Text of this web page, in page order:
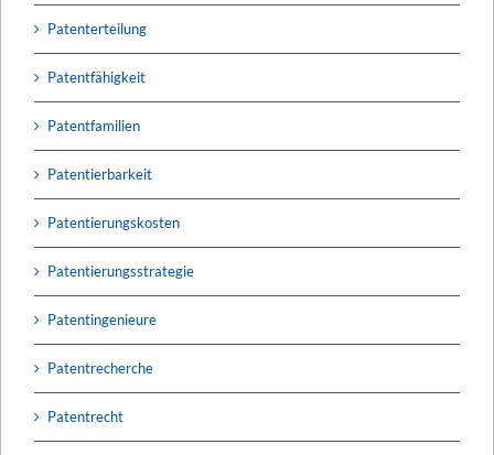
Patenterteilung
Patentfähigkeit
Patentfamilien
Patentierbarkeit
Patentierungskosten
Patentierungsstrategie
Patentingenieure
Patentrecherche
Patentrecht